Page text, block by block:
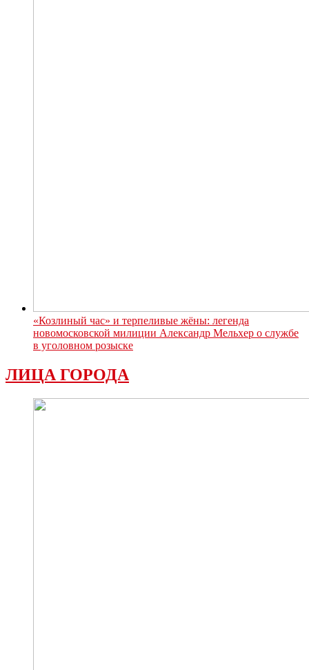
«Козлиный час» и терпеливые жёны: легенда
новомосковской милиции Александр Мельхер о службе
в уголовном розыске
ЛИЦА ГОРОДА